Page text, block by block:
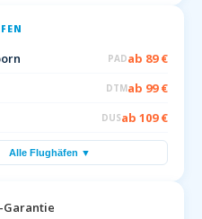
PADab 89 €
DTMab 99 €
DUSab 109 €
Alle Flughäfen ▼
Garantie